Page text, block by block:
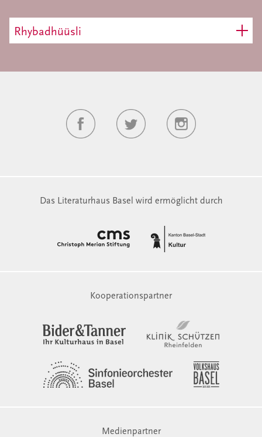
Rhybadhüüsli
Das Literaturhaus Basel wird ermöglicht durch
Kooperationspartner
Medienpartner